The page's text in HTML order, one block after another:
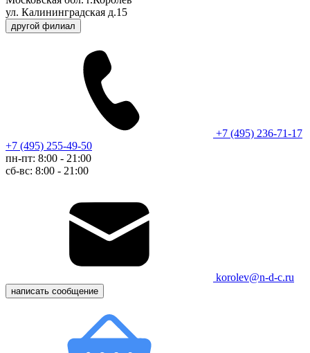
ул. Калининградская д.15
другой филиал
+7 (495) 236-71-17
+7 (495) 255-49-50
пн-пт: 8:00 - 21:00
сб-вс: 8:00 - 21:00
korolev@n-d-c.ru
написать сообщение